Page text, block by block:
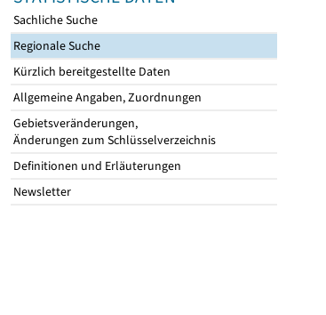
Sachliche Suche
Regionale Suche
Kürzlich bereitgestellte Daten
Allgemeine Angaben, Zuordnungen
Gebietsveränderungen,
Änderungen zum Schlüsselverzeichnis
Definitionen und Erläuterungen
Newsletter